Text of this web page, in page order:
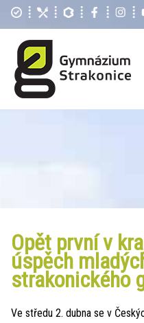
Opět první v
úspěch
strakonického
Ve středu 2. dubna se v